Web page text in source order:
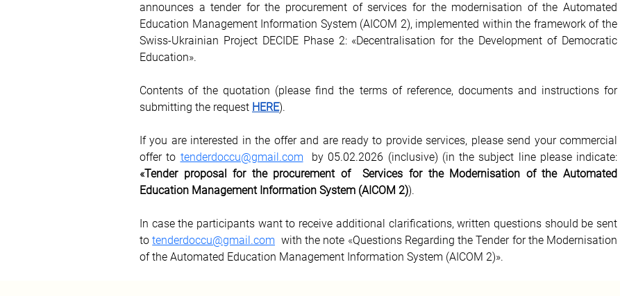
announces a tender for the procurement of services for the modernisation of the Automated
Education Management Information System (AICOM 2), implemented within the framework of the
Swiss-Ukrainian Project DECIDE Phase 2: «Decentralisation for the Development of Democratic
Education».
Contents of the quotation (please find the terms of reference, documents and instructions for
submitting the request HERE).
If you are interested in the offer and are ready to provide services, please send your commercial
offer to tenderdoccu@gmail.com
«Tender proposal for the procurement of  Services for the Modernisation of the Automated
Education Management Information System (AICOM 2)).
In case the participants want to receive additional clarifications, written questions should be sent
to tenderdoccu@gmail.com with the note «Questions Regarding the Tender for the Modernisation
of the Automated Education Management Information System (AICOM 2)».